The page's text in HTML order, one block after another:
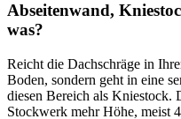
Abseitenwand,
was?
Reicht die Dachschräge in
Boden, sondern geht in eine
diesen Bereich als Kniestock.
Stockwerk mehr Höhe, meist